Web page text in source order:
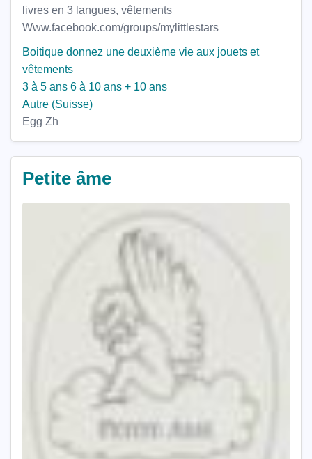
livres en 3 langues, vêtements
Www.facebook.com/groups/mylittlestars
Boitique donnez une deuxième vie aux jouets et
vêtements
3 à 5 ans 6 à 10 ans + 10 ans
Autre (Suisse)
Egg Zh
Petite âme